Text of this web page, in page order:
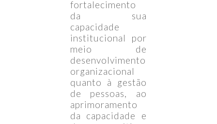
fortalecimento
da sua
capacidade
institucional por
meio de
desenvolvimento
organizacional
quanto à gestão
de pessoas, ao
aprimoramento
da capacidade e